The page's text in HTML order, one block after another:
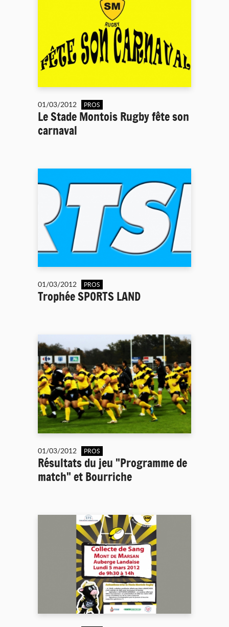
01/03/2012 PROS
Le Stade Montois Rugby fête son
carnaval
01/03/2012 PROS
Trophée SPORTS LAND
01/03/2012 PROS
Résultats du jeu "Programme de
match" et Bourriche